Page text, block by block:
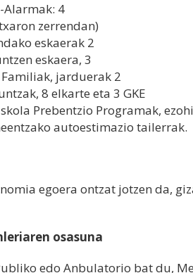
4
zerrendan)
eskaerak 2
eskaera, 3
jarduerak 2
8 elkarte eta 3 GKE
Prebentzio Programak,
autoestimazio tailerrak.
egoera ontzat jotzen da,
osasuna
edo Anbulatorio bat du,